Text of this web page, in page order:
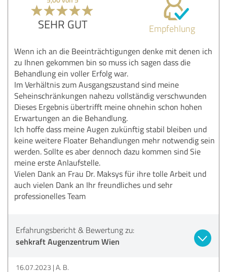
SEHR GUT Empfehlung
Wenn ich an die Beeinträchtigungen denke mit denen ich
zu Ihnen gekommen bin so muss ich sagen dass die
Behandlung ein voller Erfolg war.
Im Verhältnis zum Ausgangszustand sind meine
Seheinschränkungen nahezu vollständig verschwunden
Dieses Ergebnis übertrifft meine ohnehin schon hohen
Erwartungen an die Behandlung.
Ich hoffe dass meine Augen zukünftig stabil bleiben und
keine weitere Floater Behandlungen mehr notwendig sein
werden. Sollte es aber dennoch dazu kommen sind Sie
meine erste Anlaufstelle.
Vielen Dank an Frau Dr. Maksys für ihre tolle Arbeit und
auch vielen Dank an Ihr freundliches und sehr
professionelles Team
Erfahrungsbericht & Bewertung zu:
sehkraft Augenzentrum Wien
16.07.2023 A. B.